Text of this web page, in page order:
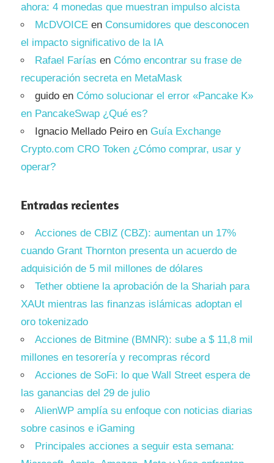
ahora: 4 monedas que muestran impulso alcista
McDVOICE en Consumidores que desconocen
el impacto significativo de la IA
Rafael Farías en Cómo encontrar su frase de
recuperación secreta en MetaMask
guido en Cómo solucionar el error «Pancake K»
en PancakeSwap ¿Qué es?
Ignacio Mellado Peiro en Guía Exchange
Crypto.com CRO Token ¿Cómo comprar, usar y
operar?
Entradas recientes
Acciones de CBIZ (CBZ): aumentan un 17%
cuando Grant Thornton presenta un acuerdo de
adquisición de 5 mil millones de dólares
Tether obtiene la aprobación de la Shariah para
XAUt mientras las finanzas islámicas adoptan el
oro tokenizado
Acciones de Bitmine (BMNR): sube a $ 11,8 mil
millones en tesorería y recompras récord
Acciones de SoFi: lo que Wall Street espera de
las ganancias del 29 de julio
AlienWP amplía su enfoque con noticias diarias
sobre casinos e iGaming
Principales acciones a seguir esta semana: